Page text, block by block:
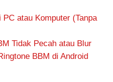
atau Komputer (Tanpa
Tidak Pecah atau Blur
BBM di Android